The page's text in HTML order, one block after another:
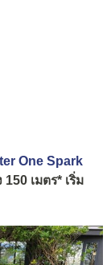
One Spark
เมตร* เริ่ม